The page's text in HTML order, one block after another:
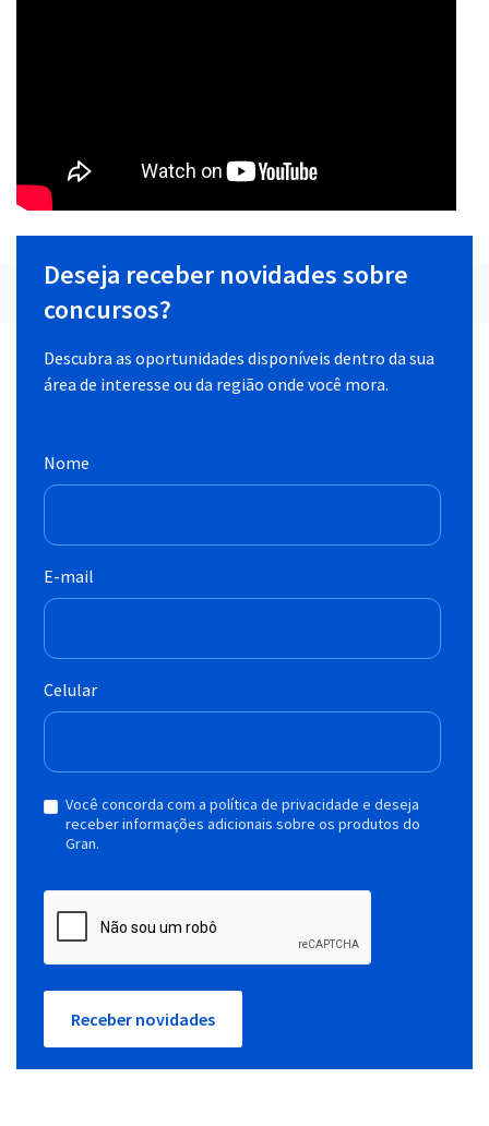
Deseja receber novidades sobre
concursos?
Descubra as oportunidades disponíveis dentro da sua
área de interesse ou da região onde você mora.
Nome
E-mail
Celular
Você concorda com a política de privacidade e deseja
receber informações adicionais sobre os produtos do
Gran.
Receber novidades